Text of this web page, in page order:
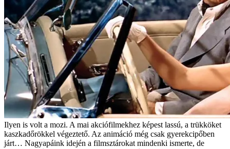
Ilyen is volt a mozi. A mai akciófilmekhez képest lassú, a trükköket
kaszkadőrökkel végeztető. Az animáció még csak gyerekcipőben
járt… Nagyapáink idején a filmsztárokat mindenki ismerte, de